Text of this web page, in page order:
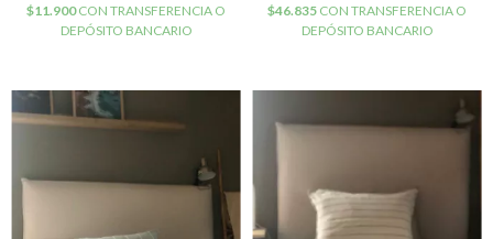
$11.900CON TRANSFERENCIA O
DEPÓSITO BANCARIO
$46.835 CON TRANSFERENCIA O
DEPÓSITO BANCARIO